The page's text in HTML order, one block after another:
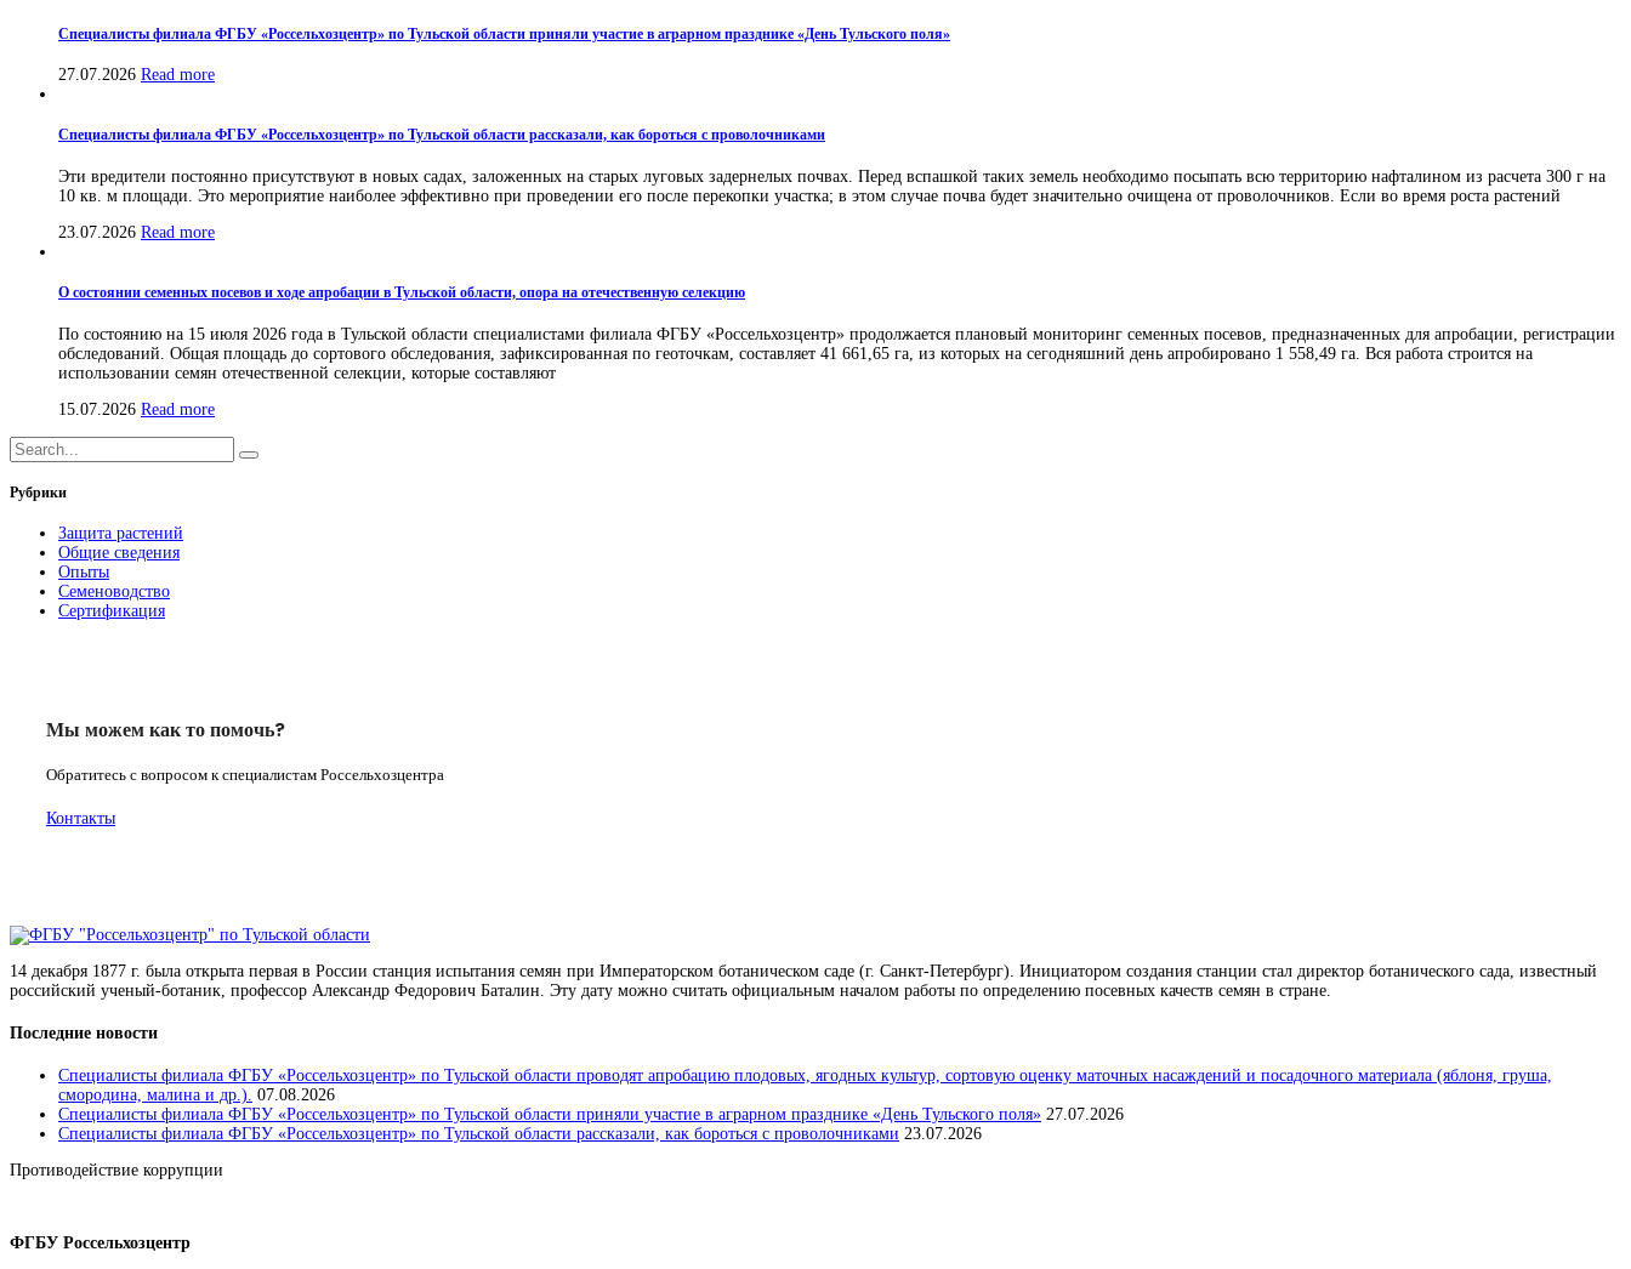
Специалисты филиала ФГБУ «Россельхозцентр» по Тульской области приняли участие в аграрном празднике «День Тульского поля»
27.07.2026 Read more
Специалисты филиала ФГБУ «Россельхозцентр» по Тульской области рассказали, как бороться с проволочниками
Эти вредители постоянно присутствуют в новых садах, заложенных на старых луговых задернелых почвах. Перед вспашкой таких земель необходимо посыпать всю территорию нафталином из расчета 300 г на
10 кв. м площади. Это мероприятие наиболее эффективно при проведении его после перекопки участка; в этом случае почва будет значительно очищена от проволочников. Если во время роста растений
23.07.2026 Read more
О состоянии семенных посевов и ходе апробации в Тульской области, опора на отечественную селекцию
По состоянию на 15 июля 2026 года в Тульской области специалистами филиала ФГБУ «Россельхозцентр» продолжается плановый мониторинг семенных посевов, предназначенных для апробации, регистрации
обследований. Общая площадь до сортового обследования, зафиксированная по геоточкам, составляет 41 661,65 га, из которых на сегодняшний день апробировано 1 558,49 га. Вся работа строится на
использовании семян отечественной селекции, которые составляют
15.07.2026 Read more
Рубрики
Защита растений
Общие сведения
Опыты
Семеноводство
Сертификация
Мы можем как то помочь?
Обратитесь с вопросом к специалистам Россельхозцентра
Контакты
14 декабря 1877 г. была открыта первая в России станция испытания семян при Императорском ботаническом саде (г. Санкт-Петербург). Инициатором создания станции стал директор ботанического сада, известный
российский ученый-ботаник, профессор Александр Федорович Баталин. Эту дату можно считать официальным началом работы по определению посевных качеств семян в стране.
Последние новости
Специалисты филиала ФГБУ «Россельхозцентр» по Тульской области проводят апробацию плодовых, ягодных культур, сортовую оценку маточных насаждений и посадочного материала (яблоня, груша,
смородина, малина и др.). 07.08.2026
Специалисты филиала ФГБУ «Россельхозцентр» по Тульской области приняли участие в аграрном празднике «День Тульского поля» 27.07.2026
Специалисты филиала ФГБУ «Россельхозцентр» по Тульской области рассказали, как бороться с проволочниками 23.07.2026
Противодействие коррупции
ФГБУ Россельхозцентр